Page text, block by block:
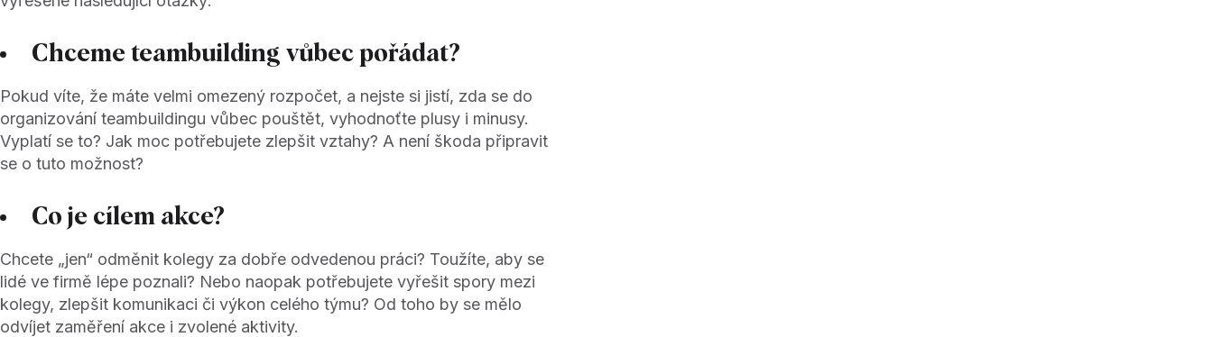
Chceme teambuilding vůbec pořádat?
Pokud víte, že máte velmi omezený rozpočet, a nejste si jistí, zda se do
organizování teambuildingu vůbec pouštět, vyhodnoťte plusy i minusy.
Vyplatí se to? Jak moc potřebujete zlepšit vztahy? A není škoda připravit
se o tuto možnost?
Co je cílem akce?
Chcete „jen“ odměnit kolegy za dobře odvedenou práci? Toužíte, aby se
lidé ve firmě lépe poznali? Nebo naopak potřebujete vyřešit spory mezi
kolegy, zlepšit komunikaci či výkon celého týmu? Od toho by se mělo
odvíjet zaměření akce i zvolené aktivity.